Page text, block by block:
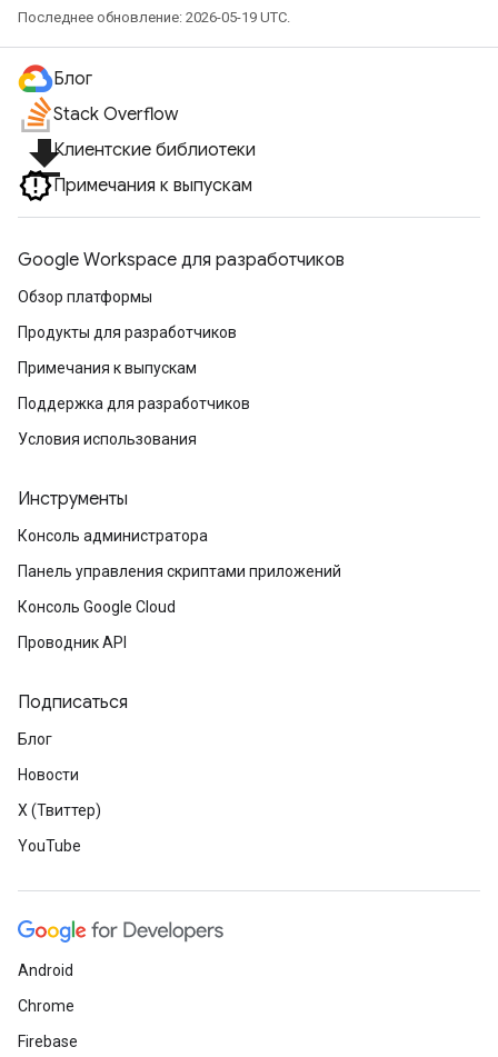
Последнее обновление: 2026-05-19 UTC.
Блог
Stack Overflow
file_downloadКлиентские библиотеки
Примечания к выпускам
Google Workspace для разработчиков
Обзор платформы
Продукты для разработчиков
Примечания к выпускам
Поддержка для разработчиков
Условия использования
Инструменты
Консоль администратора
Панель управления скриптами приложений
Консоль Google Cloud
Проводник API
Подписаться
Блог
Новости
X (Твиттер)
YouTube
Android
Chrome
Firebase